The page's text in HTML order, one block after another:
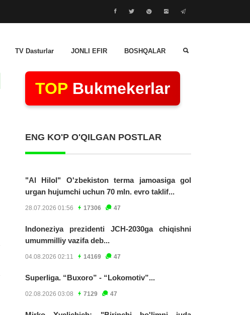
TV Dasturlar JONLI EFIR BOSHQALAR
TOP Bukmekerlar
ENG KO'P O'QILGAN POSTLAR
"Al Hilol" O'zbekiston terma jamoasiga gol
urgan hujumchi uchun 70 mln. evro taklif...
28.07.2026 01:56 17306 47
Indoneziya prezidenti JCH-2030ga chiqishni
umummilliy vazifa deb...
04.08.2026 02:11 14169 47
Superliga. “Buxoro” - “Lokomotiv”...
02.08.2026 03:08 7129 47